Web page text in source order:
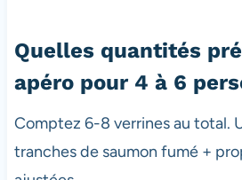
Quelles quantités
apéro pour 4 à 6
Comptez 6-8 verrines au total.
tranches de saumon fumé +